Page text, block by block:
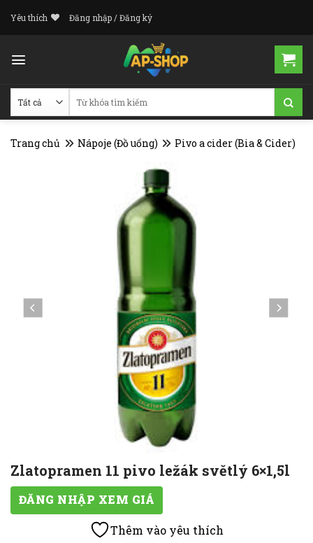
Yêu thích Đăng nhập / Đăng ký
Trang chủ Nápoje (Đồ uống) Pivo a cider (Bia & Cider)
Zlatopramen 11 pivo ležák světlý 6×1,5l
ĐĂNG NHẬP XEM GIÁ
Thêm vào yêu thích